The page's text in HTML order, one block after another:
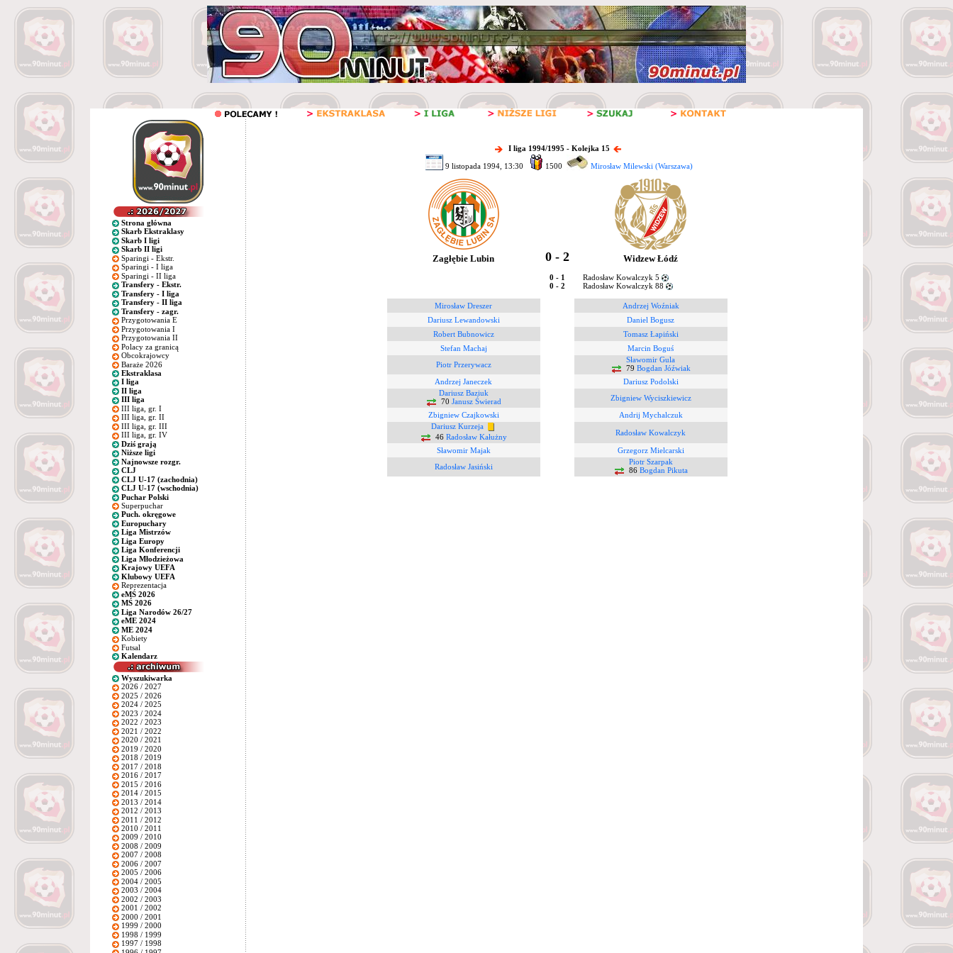
Strona główna
Skarb Ekstraklasy
Skarb I ligi
Skarb II ligi
Sparingi - Ekstr.
Sparingi - I liga
Sparingi - II liga
Transfery - Ekstr.
Transfery - I liga
Transfery - II liga
Transfery - zagr.
Przygotowania E
Przygotowania I
Przygotowania II
Polacy za granicą
Obcokrajowcy
Baraże 2026
Ekstraklasa
I liga
II liga
III liga
III liga, gr. I
III liga, gr. II
III liga, gr. III
III liga, gr. IV
Dziś grają
Niższe ligi
Najnowsze rozgr.
CLJ
CLJ U-17 (zachodnia)
CLJ U-17 (wschodnia)
Puchar Polski
Superpuchar
Puch. okręgowe
Europuchary
Liga Mistrzów
Liga Europy
Liga Konferencji
Liga Młodzieżowa
Krajowy UEFA
Klubowy UEFA
Reprezentacja
eMŚ 2026
MŚ 2026
Liga Narodów 26/27
eME 2024
ME 2024
Kobiety
Futsal
Kalendarz
Wyszukiwarka
2026 / 2027
2025 / 2026
2024 / 2025
2023 / 2024
2022 / 2023
2021 / 2022
2020 / 2021
2019 / 2020
2018 / 2019
2017 / 2018
2016 / 2017
2015 / 2016
2014 / 2015
2013 / 2014
2012 / 2013
2011 / 2012
2010 / 2011
2009 / 2010
2008 / 2009
2007 / 2008
2006 / 2007
2005 / 2006
2004 / 2005
2003 / 2004
2002 / 2003
2001 / 2002
2000 / 2001
1999 / 2000
1998 / 1999
1997 / 1998
I liga 1994/1995 - Kolejka 15
9 listopada 1994, 13:30 1500 Mirosław Milewski (Warszawa)
Zagłębie Lubin 0 - 2 Widzew Łódź
0 - 1
Radosław Kowalczyk 5
0 - 2
Radosław Kowalczyk 88
Mirosław Dreszer
Andrzej Woźniak
Dariusz Lewandowski
Daniel Bogusz
Robert Bubnowicz
Tomasz Łapiński
Stefan Machaj
Marcin Boguś
Piotr Przerywacz
Sławomir Gula
79 Bogdan Jóźwiak
Andrzej Janeczek
Dariusz Podolski
Dariusz Baziuk
70 Janusz Świerad
Zbigniew Wyciszkiewicz
Zbigniew Czajkowski
Andrij Mychalczuk
Dariusz Kurzeja
46 Radosław Kałużny
Radosław Kowalczyk
Sławomir Majak
Grzegorz Mielcarski
Radosław Jasiński
Piotr Szarpak
86 Bogdan Pikuta